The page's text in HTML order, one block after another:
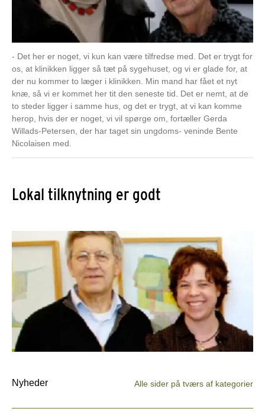
- Det her er noget, vi kun kan være tilfredse med. Det er trygt for
os, at klinikken ligger så tæt på sygehuset, og vi er glade for, at
der nu kommer to læger i klinikken. Min mand har fået et nyt
knæ, så vi er kommet her tit den seneste tid. Det er nemt, at de
to steder ligger i samme hus, og det er trygt, at vi kan komme
herop, hvis der er noget, vi vil spørge om, fortæller Gerda
Willads-Petersen, der har taget sin ungdoms- veninde Bente
Nicolaisen med.
Lokal tilknytning er godt
Nyheder Alle sider på tværs af kategorier